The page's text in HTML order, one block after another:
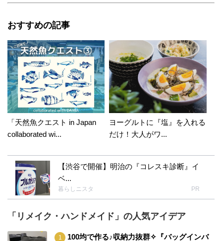
おすすめの記事
「天然魚クエスト in Japan
collaborated wi...
ヨーグルトに『塩』を入れる
だけ！大人がワ...
【渋谷で開催】明治の『コレスキ診断』イ
ベ...
暮らしニスタ PR
「リメイク・ハンドメイド」の人気アイデア
100均で作る♪収納力抜群✧『バッグインバ